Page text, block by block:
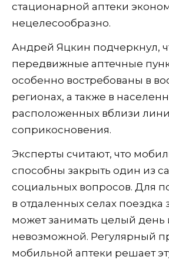
стационарной аптеки
нецелесообразно.
Андрей Яцкин подчеркнул,
передвижные аптечные
особенно востребованы в
регионах, а также в
расположенных вблизи
соприкосновения.
Эксперты считают, что
способны закрыть один из
социальных вопросов. Для
в отдаленных селах поездка
может занимать целый день
невозможной. Регулярный
мобильной аптеки решает